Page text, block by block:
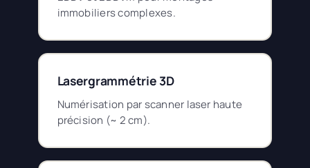
immobiliers complexes.
Lasergrammétrie 3D
Numérisation par scanner laser haute
précision (~ 2 cm).